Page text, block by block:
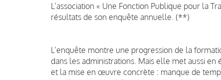
L’association « Une Fonction Publique pour la
résultats de son enquête annuelle. (**)
L’enquête montre une progression de la
dans les administrations. Mais elle met aussi
et la mise en œuvre concrète : manque de